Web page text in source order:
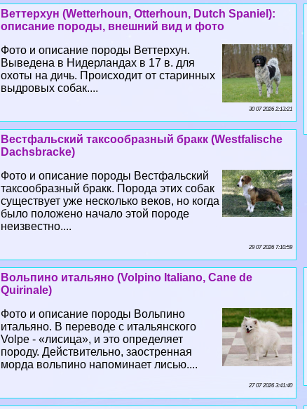
Веттерхун (Wetterhoun, Otterhoun, Dutch Spaniel):
описание породы, внешний вид и фото
Фото и описание породы Веттерхун.
Выведена в Нидерландах в 17 в. для
охоты на дичь. Происходит от старинных
выдровых собак....
30 07 2026 2:13:21
Вестфальский таксообразный бpaкк (Westfalische
Dachsbracke)
Фото и описание породы Вестфальский
таксообразный бpaкк. Порода этих собак
существует уже несколько веков, но когда
было положено начало этой породе
неизвестно....
29 07 2026 7:10:59
Вольпино итальяно (Volpino Italiano, Cane de
Quirinale)
Фото и описание породы Вольпино
итальяно. В переводе с итальянского
Volpe - «лисица», и это определяет
породу. Действительно, заостренная
морда вольпино напоминает лисью....
27 07 2026 3:41:40